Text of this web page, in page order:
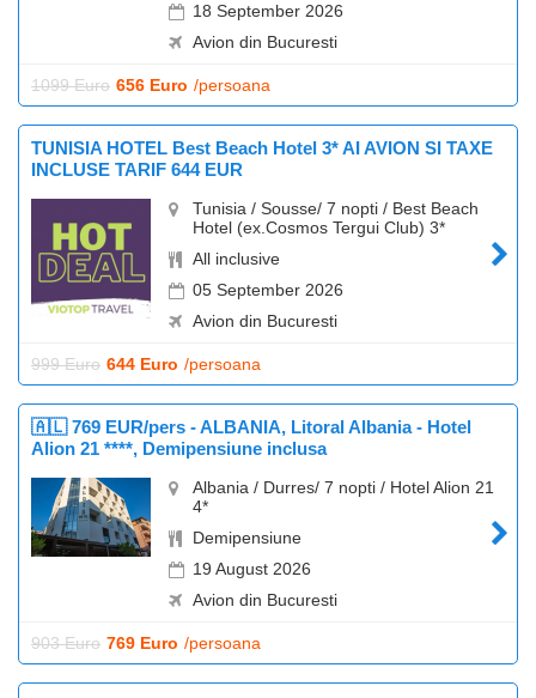
18 September 2026
Avion din Bucuresti
1099 Euro 656 Euro /persoana
TUNISIA HOTEL Best Beach Hotel 3* AI AVION SI TAXE
INCLUSE TARIF 644 EUR
Tunisia / Sousse/ 7 nopti / Best Beach
Hotel (ex.Cosmos Tergui Club) 3*
All inclusive
05 September 2026
Avion din Bucuresti
999 Euro 644 Euro /persoana
🇦🇱 769 EUR/pers - ALBANIA, Litoral Albania - Hotel
Alion 21 ****, Demipensiune inclusa
Albania / Durres/ 7 nopti / Hotel Alion 21
4*
Demipensiune
19 August 2026
Avion din Bucuresti
903 Euro 769 Euro /persoana